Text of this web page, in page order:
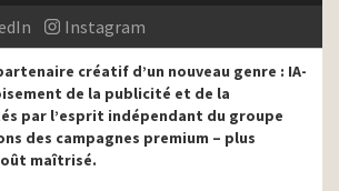
Instagram
créatif d’un nouveau genre : IA-
de la publicité et de la
par l’esprit indépendant du groupe
des campagnes premium – plus
maîtrisé.